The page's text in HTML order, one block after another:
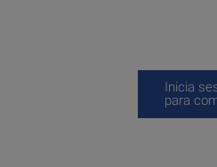
Inicia
para